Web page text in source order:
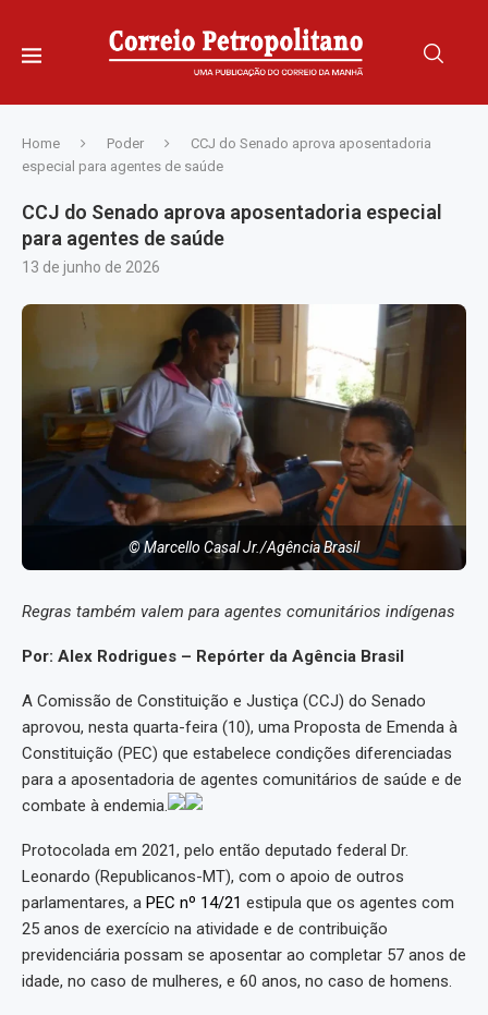
Home Poder
CCJ do Senado aprova aposentadoria
especial para agentes de saúde
CCJ do Senado aprova aposentadoria especial
para agentes de saúde
13 de junho de 2026
© Marcello Casal Jr./Agência Brasil
Regras também valem para agentes comunitários indígenas
Por: Alex Rodrigues – Repórter da Agência Brasil
A Comissão de Constituição e Justiça (CCJ) do Senado
aprovou, nesta quarta-feira (10), uma Proposta de Emenda à
Constituição (PEC) que estabelece condições diferenciadas
para a aposentadoria de agentes comunitários de saúde e de
combate à endemia.
Protocolada em 2021, pelo então deputado federal Dr.
Leonardo (Republicanos-MT), com o apoio de outros
parlamentares, a PEC nº 14/21 estipula que os agentes com
25 anos de exercício na atividade e de contribuição
previdenciária possam se aposentar ao completar 57 anos de
idade, no caso de mulheres, e 60 anos, no caso de homens.